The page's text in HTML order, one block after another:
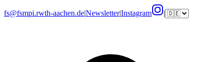
fs@fsmpi.rwth-aachen.de|Newsletter|Instagram |